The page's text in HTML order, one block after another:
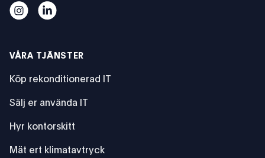
Världsledande cirkulära IT-lösningar
Världsledande cirkulära IT-lösningar
VÅRA TJÄNSTER
Köp rekonditionerad IT
Sälj er använda IT
Hyr kontorskitt
Mät ert klimatavtryck